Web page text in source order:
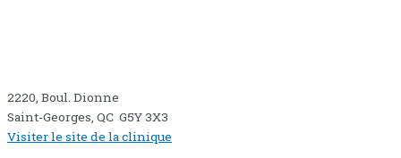
2220, Boul. Dionne
Saint-Georges, QC G5Y 3X3
Visiter le site de la clinique